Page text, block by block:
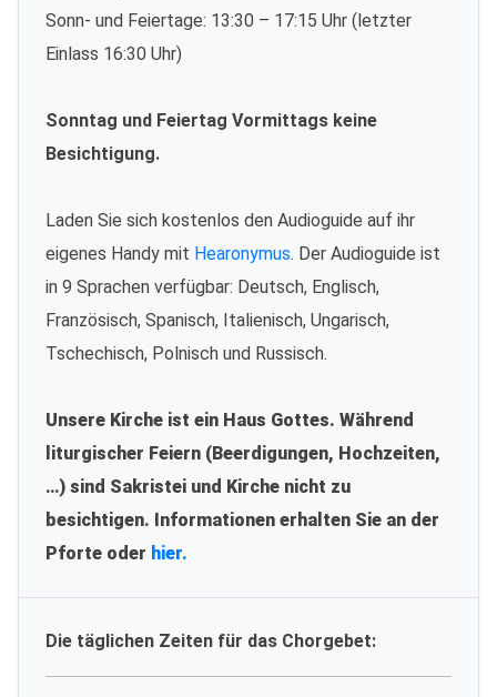
Sonn- und Feiertage: 13:30 – 17:15 Uhr (letzter
Einlass 16:30 Uhr)
Sonntag und Feiertag Vormittags keine
Besichtigung.
Laden Sie sich kostenlos den Audioguide auf ihr
eigenes Handy mit Hearonymus. Der Audioguide ist
in 9 Sprachen verfügbar: Deutsch, Englisch,
Französisch, Spanisch, Italienisch, Ungarisch,
Tschechisch, Polnisch und Russisch.
Unsere Kirche ist ein Haus Gottes. Während
liturgischer Feiern (Beerdigungen, Hochzeiten,
…) sind Sakristei und Kirche nicht zu
besichtigen. Informationen erhalten Sie an der
Pforte oder hier.
Die täglichen Zeiten für das Chorgebet: